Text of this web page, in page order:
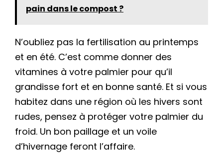
pain dans le compost ?
N’oubliez pas la fertilisation au printemps
et en été. C’est comme donner des
vitamines à votre palmier pour qu’il
grandisse fort et en bonne santé. Et si vous
habitez dans une région où les hivers sont
rudes, pensez à protéger votre palmier du
froid. Un bon paillage et un voile
d’hivernage feront l’affaire.